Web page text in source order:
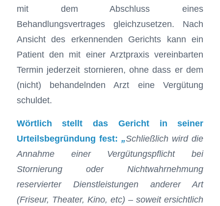
mit dem Abschluss eines
Behandlungsvertrages gleichzusetzen. Nach
Ansicht des erkennenden Gerichts kann ein
Patient den mit einer Arztpraxis vereinbarten
Termin jederzeit stornieren, ohne dass er dem
(nicht) behandelnden Arzt eine Vergütung
schuldet.
Wörtlich stellt das Gericht in seiner
Urteilsbegründung fest: „Schließlich wird die
Annahme einer Vergütungspflicht bei
Stornierung oder Nichtwahrnehmung
reservierter Dienstleistungen anderer Art
(Friseur, Theater, Kino, etc) – soweit ersichtlich